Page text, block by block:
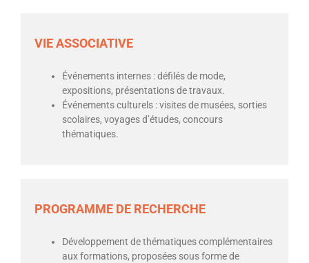
VIE ASSOCIATIVE
Événements internes : défilés de mode,
expositions, présentations de travaux.
Événements culturels : visites de musées, sorties
scolaires, voyages d’études, concours
thématiques.
PROGRAMME DE RECHERCHE
Développement de thématiques complémentaires
aux formations, proposées sous forme de